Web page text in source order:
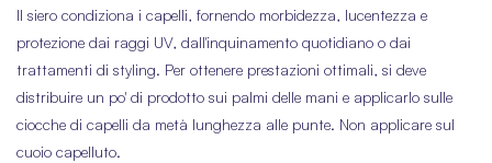
Il siero condiziona i capelli, fornendo morbidezza, lucentezza e
protezione dai raggi UV, dall'inquinamento quotidiano o dai
trattamenti di styling. Per ottenere prestazioni ottimali, si deve
distribuire un po' di prodotto sui palmi delle mani e applicarlo sulle
ciocche di capelli da metà lunghezza alle punte. Non applicare sul
cuoio capelluto.